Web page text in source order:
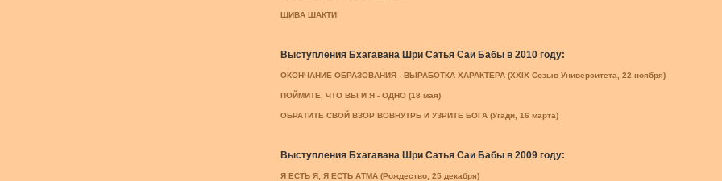
ШИВА ШАКТИ
Выступления Бхагавана Шри Сатья Саи Бабы в 2010 году:
ОКОНЧАНИЕ ОБРАЗОВАНИЯ - ВЫРАБОТКА ХАРАКТЕРА (XXIX Созыв Университета, 22 ноября)
ПОЙМИТЕ, ЧТО ВЫ И Я - ОДНО (18 мая)
ОБРАТИТЕ СВОЙ ВЗОР ВОВНУТРЬ И УЗРИТЕ БОГА (Угади, 16 марта)
Выступления Бхагавана Шри Сатья Саи Бабы в 2009 году:
Я ЕСТЬ Я, Я ЕСТЬ АТМА (Рождество, 25 декабря)